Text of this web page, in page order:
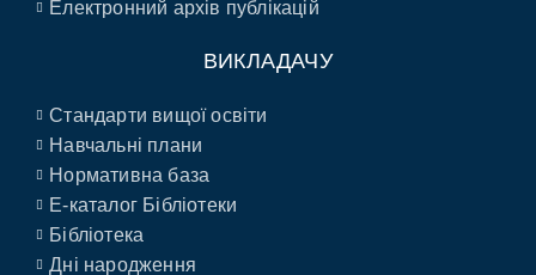
Електронний архів публікацій
ВИКЛАДАЧУ
Стандарти вищої освіти
Навчальні плани
Нормативна база
E-каталог Бібліотеки
Бібліотека
Дні народження